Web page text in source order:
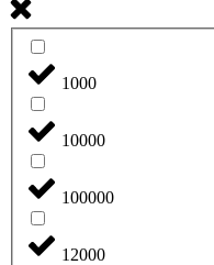
1000
10000
100000
12000